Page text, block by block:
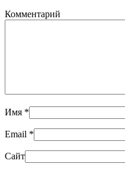
Комментарий
Имя *
Email *
Сайт